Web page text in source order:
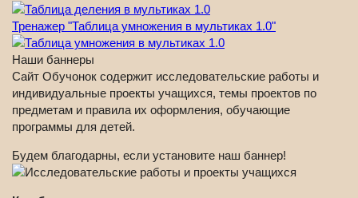
Тренажер "Таблица умножения в мультиках 1.0"
Наши баннеры
Сайт Обучонок содержит исследовательские работы и
индивидуальные проекты учащихся, темы проектов по
предметам и правила их оформления, обучающие
программы для детей.
Будем благодарны, если установите наш баннер!